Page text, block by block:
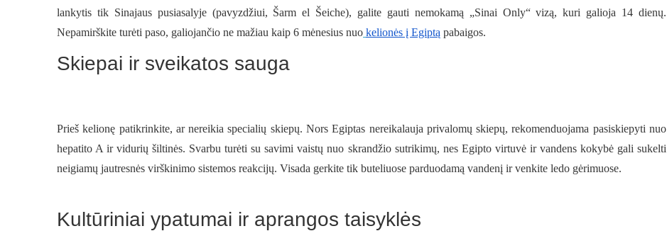
lankytis tik Sinajaus pusiasalyje (pavyzdžiui, Šarm el Šeiche), galite gauti nemokamą „Sinai Only“ vizą, kuri galioja 14 dienų.
Nepamirškite turėti paso, galiojančio ne mažiau kaip 6 mėnesius nuo kelionės į Egiptą pabaigos.
Skiepai ir sveikatos sauga
Prieš kelionę patikrinkite, ar nereikia specialių skiepų. Nors Egiptas nereikalauja privalomų skiepų, rekomenduojama pasiskiepyti nuo
hepatito A ir vidurių šiltinės. Svarbu turėti su savimi vaistų nuo skrandžio sutrikimų, nes Egipto virtuvė ir vandens kokybė gali sukelti
neigiamų jautresnės virškinimo sistemos reakcijų. Visada gerkite tik buteliuose parduodamą vandenį ir venkite ledo gėrimuose.
Kultūriniai ypatumai ir aprangos taisyklės